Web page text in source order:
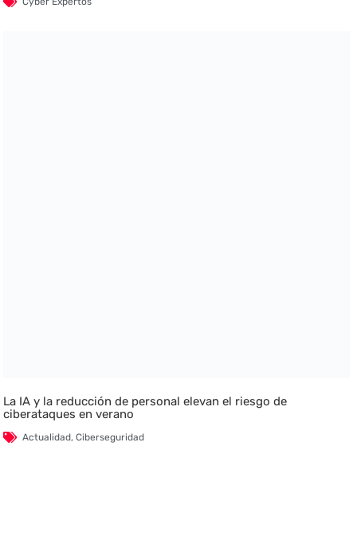
La IA y la reducción de personal elevan el riesgo de
ciberataques en verano
Actualidad,Ciberseguridad